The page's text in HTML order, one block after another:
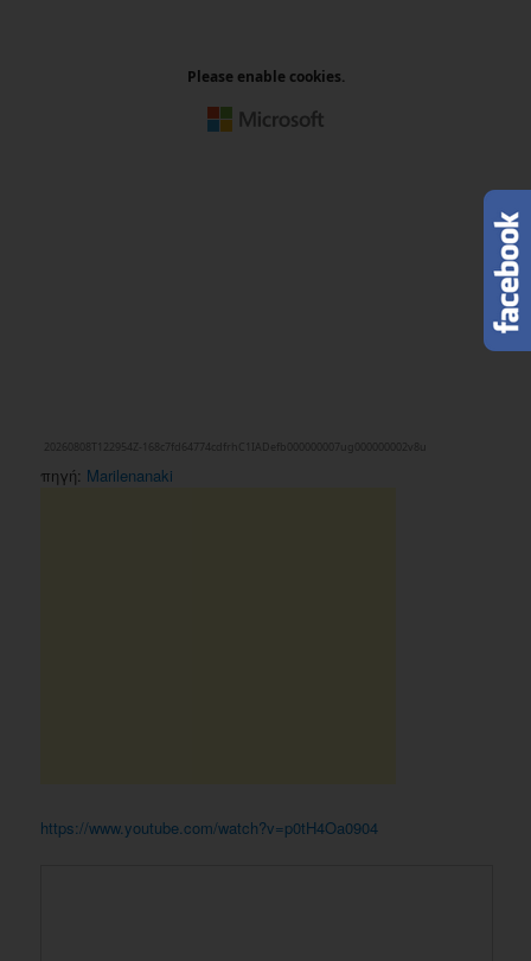
πηγή: Marilenanaki
https://www.youtube.com/watch?v=p0tH4Oa0904